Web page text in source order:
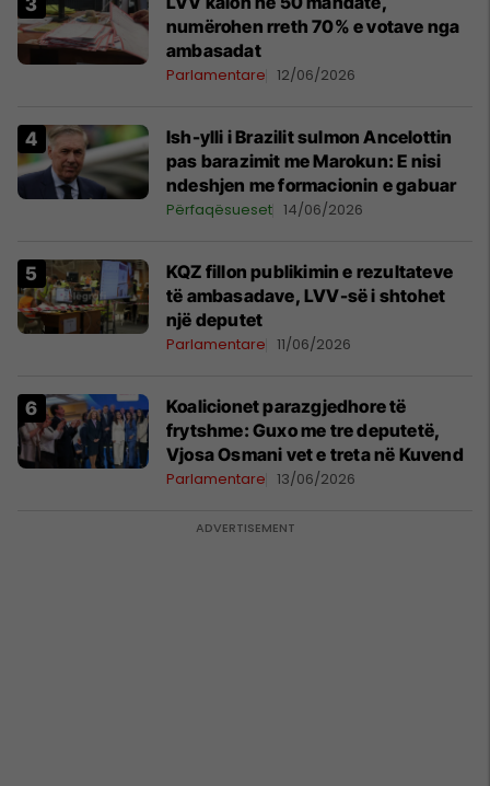
numërohen rreth 70% e votave nga
ambasadat
Parlamentare 12/06/2026
Ish-ylli i Brazilit sulmon Ancelottin
pas barazimit me Marokun: E nisi
ndeshjen me formacionin e gabuar
Përfaqësueset 14/06/2026
KQZ fillon publikimin e rezultateve
të ambasadave, LVV-së i shtohet
një deputet
Parlamentare 11/06/2026
Koalicionet parazgjedhore të
frytshme: Guxo me tre deputetë,
Vjosa Osmani vet e treta në Kuvend
Parlamentare 13/06/2026